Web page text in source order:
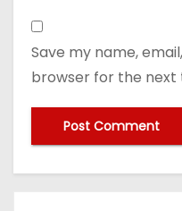
Save my name,
browser for the next